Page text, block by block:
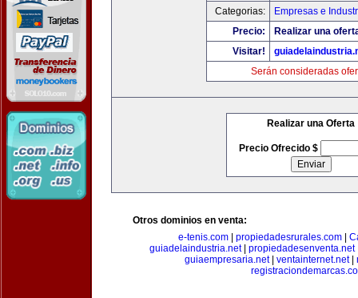
Categorias:
Empresas e
Precio:
Realizar una
Visitar!
Serán consideradas
Realizar una Oferta
Precio Ofrecido $
Otros dominios en venta:
e-tenis.com
propiedadesrurales.com
guiadelaindustria.net propiedadesenventa.net
guiaempresaria.net| ventainternet.net|